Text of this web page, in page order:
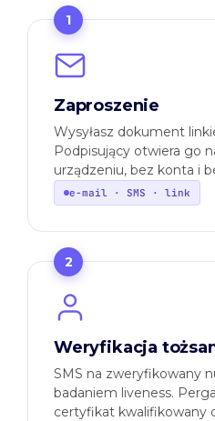
1
Zaproszenie
Wysyłasz dokument
Podpisujący otwiera go
urządzeniu, bez konta i
e-mail · SMS · link
2
Weryfikacja
SMS na zweryfikowany
badaniem liveness.
certyfikat kwalifikowany